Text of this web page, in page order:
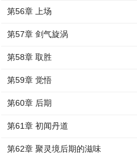
第56章 上场
第57章 剑气旋涡
第58章 取胜
第59章 觉悟
第60章 后期
第61章 初闻丹道
第62章 聚灵境后期的滋味